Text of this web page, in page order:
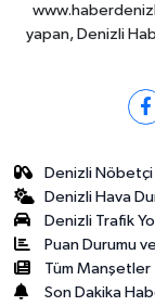
yapan, Denizli
Denizli Nöbetçi
Denizli Hava
Denizli Trafik
Puan Durumu
Tüm Manşetler
Son Dakika